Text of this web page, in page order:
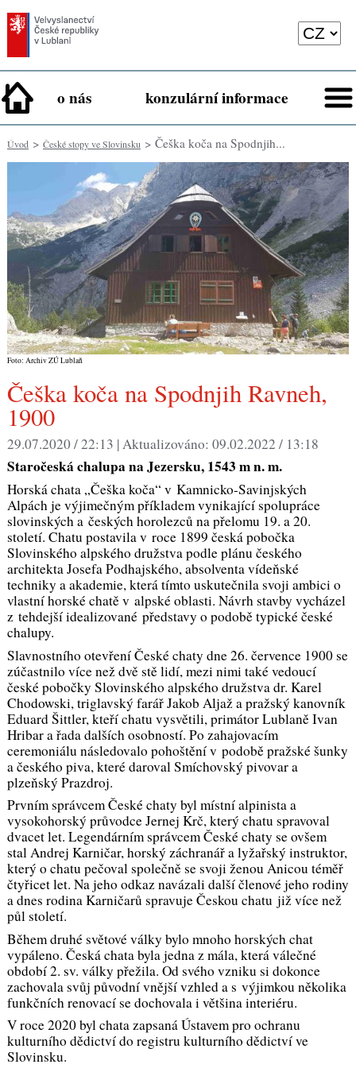
o nás konzulární informace
Úvod> České stopy ve Slovinsku> Češka koča na Spodnjih...
Foto: Archiv ZÚ Lublaň
Češka koča na Spodnjih Ravneh,
1900
29.07.2020 / 22:13 |Aktualizováno: 09.02.2022 / 13:18
Staročeská chalupa na Jezersku, 1543 m n. m.
Horská chata „Češka koča“ v Kamnicko-Savinjských
Alpách je výjimečným příkladem vynikající spolupráce
slovinských a českých horolezců na přelomu 19. a 20.
století. Chatu postavila v roce 1899 česká pobočka
Slovinského alpského družstva podle plánu českého
architekta Josefa Podhajského, absolventa vídeňské
techniky a akademie, která tímto uskutečnila svoji ambici o
vlastní horské chatě v alpské oblasti. Návrh stavby vycházel
z tehdejší idealizované představy o podobě typické české
chalupy.
Slavnostního otevření České chaty dne 26. července 1900 se
zúčastnilo více než dvě stě lidí, mezi nimi také vedoucí
české pobočky Slovinského alpského družstva dr. Karel
Chodowski, triglavský farář Jakob Aljaž a pražský kanovník
Eduard Šittler, kteří chatu vysvětili, primátor Lublaně Ivan
Hribar a řada dalších osobností. Po zahajovacím
ceremoniálu následovalo pohoštění v podobě pražské šunky
a českého piva, které daroval Smíchovský pivovar a
plzeňský Prazdroj.
Prvním správcem České chaty byl místní alpinista a
vysokohorský průvodce Jernej Krč, který chatu spravoval
dvacet let. Legendárním správcem České chaty se ovšem
stal Andrej Karničar, horský záchranář a lyžařský instruktor,
který o chatu pečoval společně se svoji ženou Anicou téměř
čtyřicet let. Na jeho odkaz navázali další členové jeho rodiny
a dnes rodina Karničarů spravuje Českou chatu již více než
půl století.
Během druhé světové války bylo mnoho horských chat
vypáleno. Česká chata byla jedna z mála, která válečné
období 2. sv. války přežila. Od svého vzniku si dokonce
zachovala svůj původní vnější vzhled a s výjimkou několika
funkčních renovací se dochovala i většina interiéru.
V roce 2020 byl chata zapsaná Ústavem pro ochranu
kulturního dědictví do registru kulturního dědictví ve
Slovinsku.